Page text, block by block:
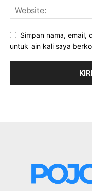
Simpan nama, email,
untuk lain kali saya